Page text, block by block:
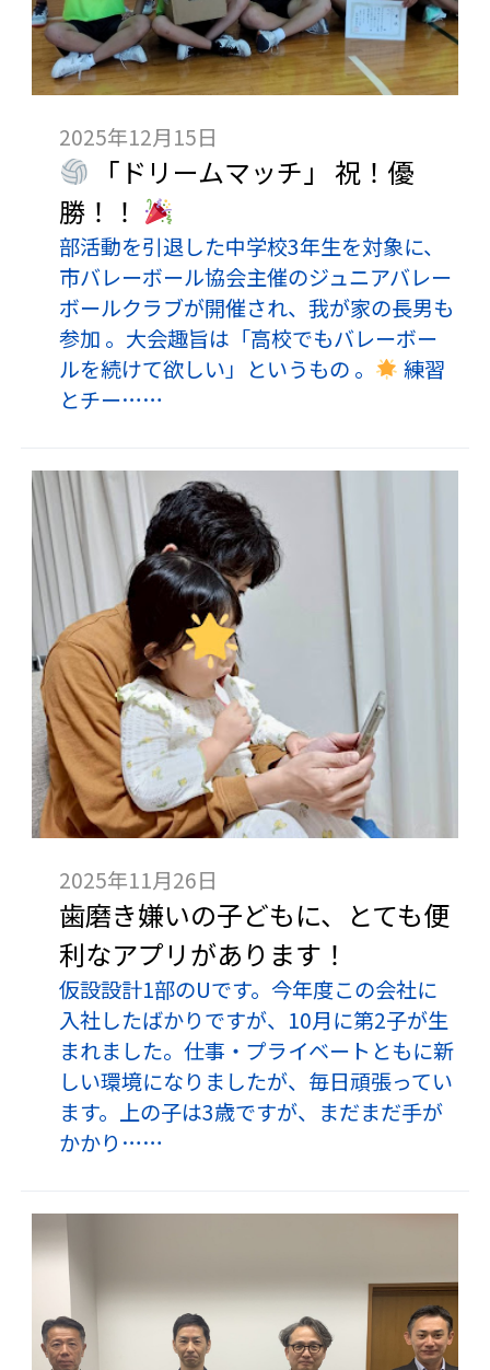
2025年12月15日
「ドリームマッチ」 祝！優
勝！！
部活動を引退した中学校3年生を対象に、
市バレーボール協会主催のジュニアバレー
ボールクラブが開催され、我が家の長男も
参加 。大会趣旨は「高校でもバレーボー
ルを続けて欲しい」というもの 。
練習
とチー……
2025年11月26日
歯磨き嫌いの子どもに、とても便
利なアプリがあります！
仮設設計1部のUです。今年度この会社に
入社したばかりですが、10月に第2子が生
まれました。仕事・プライベートともに新
しい環境になりましたが、毎日頑張ってい
ます。上の子は3歳ですが、まだまだ手が
かかり……